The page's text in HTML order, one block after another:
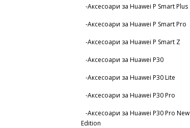
-Аксесоари за Huawei P Smart Plus
-Аксесоари за Huawei P Smart Pro
-Аксесоари за Huawei P Smart Z
-Аксесоари за Huawei P30
-Аксесоари за Huawei P30 Lite
-Аксесоари за Huawei P30 Pro
-Аксесоари за Huawei P30 Pro New
Edition